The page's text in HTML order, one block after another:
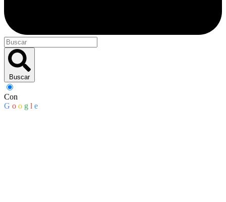
Buscar
Con
G o o g l e